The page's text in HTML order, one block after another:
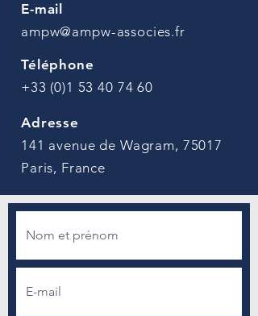
E-mail
ampw@ampw-associes.fr
Téléphone
+33 (0)1 53 40 74 60
Adresse
141 avenue de Wagram, 75017
Paris, France